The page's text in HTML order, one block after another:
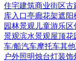
住宅建筑商业街区古
库入口亭廊花架遮阳
园林景观 儿童游乐区
景观滨水景观屋顶花
车/船汽车摩托车其他
户外照明烛台灯装饰